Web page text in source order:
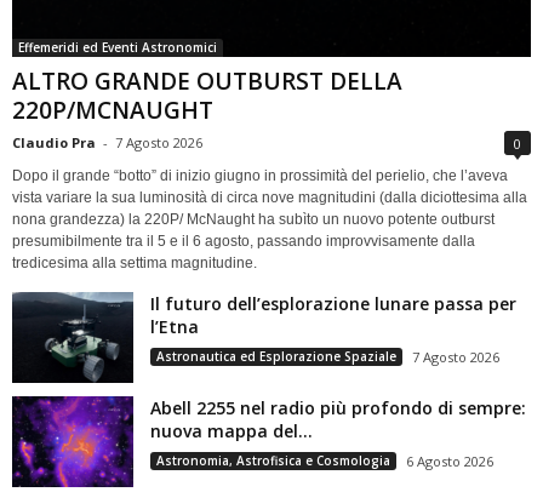
Effemeridi ed Eventi Astronomici
ALTRO GRANDE OUTBURST DELLA
220P/MCNAUGHT
Claudio Pra - 7 Agosto 2026 0
Dopo il grande “botto” di inizio giugno in prossimità del perielio, che l’aveva
vista variare la sua luminosità di circa nove magnitudini (dalla diciottesima alla
nona grandezza) la 220P/ McNaught ha subìto un nuovo potente outburst
presumibilmente tra il 5 e il 6 agosto, passando improvvisamente dalla
tredicesima alla settima magnitudine.
Il futuro dell’esplorazione lunare passa per
l’Etna
Astronautica ed Esplorazione Spaziale 7 Agosto 2026
Abell 2255 nel radio più profondo di sempre:
nuova mappa del...
Astronomia, Astrofisica e Cosmologia 6 Agosto 2026